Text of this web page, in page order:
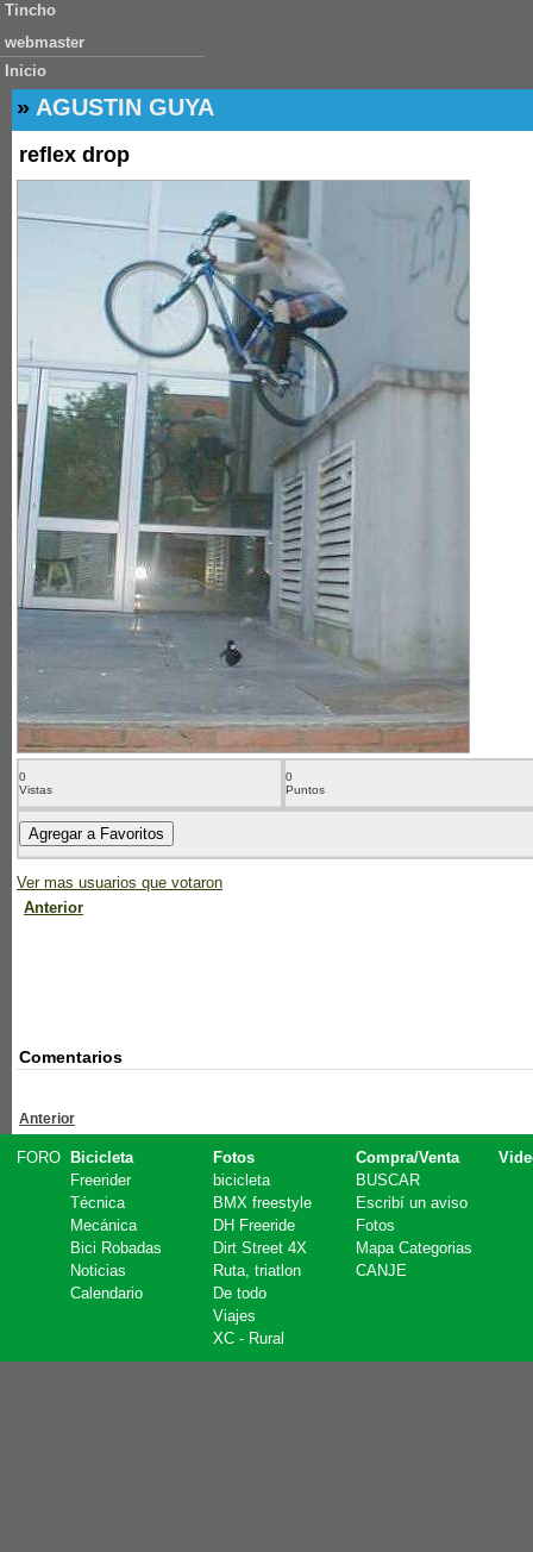
Tincho
webmaster
Inicio
» AGUSTIN GUYA
reflex drop
0
Vistas
0
Puntos
Ver mas usuarios que votaron
Anterior
Comentarios
Anterior
FORO
Bicicleta
Freerider
Técnica
Mecánica
Bici Robadas
Noticias
Calendario
Fotos
bicicleta
BMX freestyle
DH Freeride
Dirt Street 4X
Ruta, triatlon
De todo
Viajes
XC - Rural
Compra/Venta
BUSCAR
Escribí un aviso
Fotos
Mapa Categorias
CANJE